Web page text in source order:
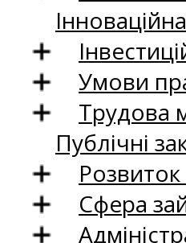
Умови
Трудова
Публічні
Сфера